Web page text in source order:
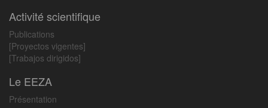
Activité scientifique
Publications
[Proyectos vigentes]
[Trabajos dirigidos]
Le EEZA
Présentation